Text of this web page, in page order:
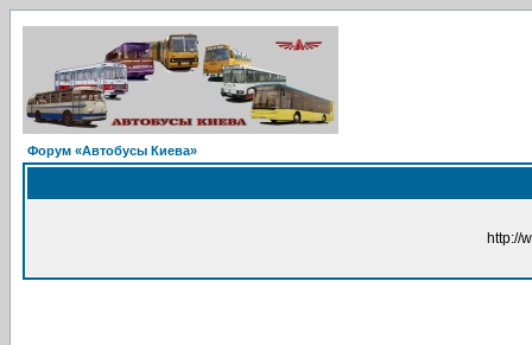
Форум «Автобусы Киева»
http://